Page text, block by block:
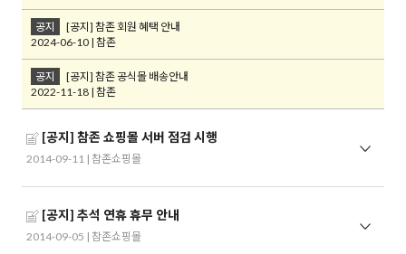
공지
[공지] 참존 회원 혜택 안내
2024-06-10 | 참존
공지
[공지] 참존 공식몰 배송안내
2022-11-18 | 참존
[공지] 참존 쇼핑몰 서버 점검 시행
2014-09-11 | 참존쇼핑몰
[공지] 추석 연휴 휴무 안내
2014-09-05 | 참존쇼핑몰